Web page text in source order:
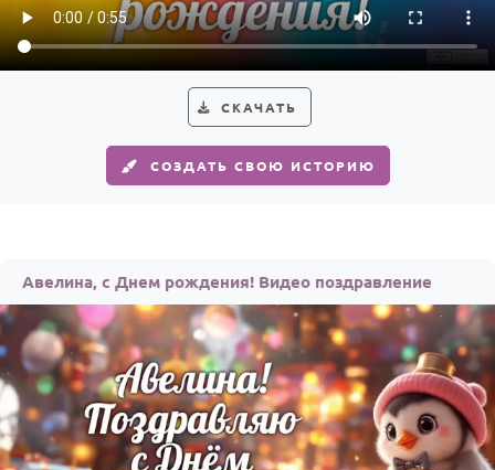
Годовщина свадьбы
Календарь праздников
Женщине
Мужчине
Детям
Все родственники
ПЕРСОНАЛЬНЫЕ
Пожелания
По именам
СКАЧАТЬ
СОЗДАТЬ СВОЮ ИСТОРИЮ
Авелина, с Днем рождения! Видео поздравление